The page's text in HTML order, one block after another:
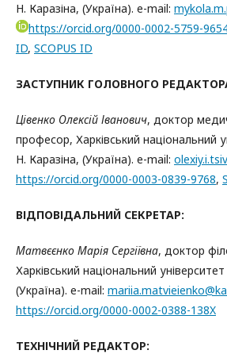
Н. Каразіна, (Україна). e-mail:
https://orcid.org/0000-0002-5759-
ID, SCOPUS ID
ЗАСТУПНИК ГОЛОВНОГО
Цівенко Олексій Іванович, доктор
професор, Харківський національний
Н. Каразіна, (Україна). e-mail:
https://orcid.org/0000-0003-0839-9768,
ВІДПОВІДАЛЬНИЙ СЕКРЕТАР:
Матвєєнко Марія Сергіївна, доктор
Харківський національний
(Україна). e-mail:
https://orcid.org/0000-0002-0388-138X
ТЕХНІЧНИЙ РЕДАКТОР: